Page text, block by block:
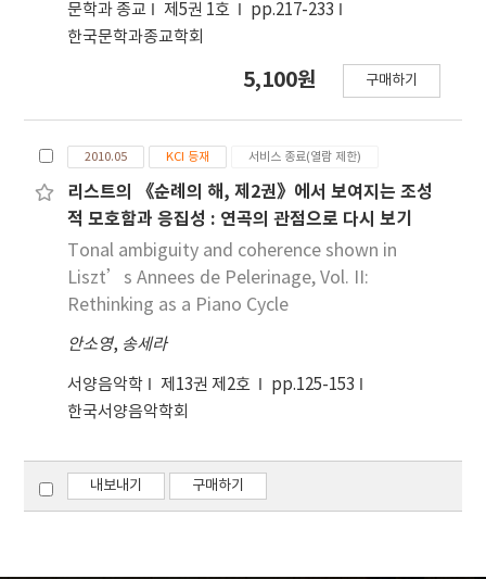
문학과 종교 제5권 1호
pp.217-233
한국문학과종교학회
5,100원 구매하기
2010.05 KCI 등재 서비스 종료(열람 제한)
리스트의 《순례의 해, 제2권》에서 보여지는 조성
적 모호함과 응집성 : 연곡의 관점으로 다시 보기
Tonal ambiguity and coherence shown in
Liszt’s Annees de Pelerinage, Vol. II:
Rethinking as a Piano Cycle
안소영, 송세라
서양음악학 제13권 제2호
pp.125-153
한국서양음악학회
내보내기 구매하기